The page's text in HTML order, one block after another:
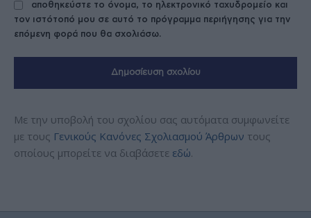
αποθηκεύστε το όνομα, το ηλεκτρονικό ταχυδρομείο και
τον ιστότοπό μου σε αυτό το πρόγραμμα περιήγησης για την
επόμενη φορά που θα σχολιάσω.
Με την υποβολή του σχολίου σας αυτόματα συμφωνείτε
με τους Γενικούς Κανόνες Σχολιασμού Άρθρων τους
οποίους μπορείτε να διαβάσετε εδώ.